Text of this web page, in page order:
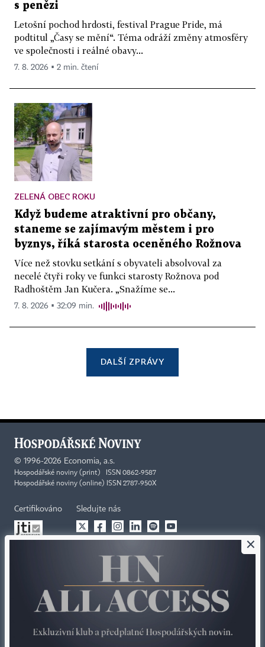
s penězi
Letošní pochod hrdosti, festival Prague Pride, má
podtitul „Časy se mění“. Téma odráží změny atmosféry
ve společnosti i reálné obavy...
7. 8. 2026 ▪ 2 min. čtení
ZELENÁ OBEC ROKU
Když budeme atraktivní pro občany,
staneme se zajímavým městem i pro
byznys, říká starosta oceněného Rožnova
Více než stovku setkání s obyvateli absolvoval za
necelé čtyři roky ve funkci starosty Rožnova pod
Radhoštěm Jan Kučera. „Snažíme se...
7. 8. 2026 ▪ 32:09 min.
DALŠÍ ZPRÁVY
© 1996-2026 Economia, a.s.
Hospodářské noviny (print) ISSN 0862-9587
Hospodářské noviny (online) ISSN 2787-950X
Certifikováno Sledujte nás
Kontakty Ochrana osobních údajů
×